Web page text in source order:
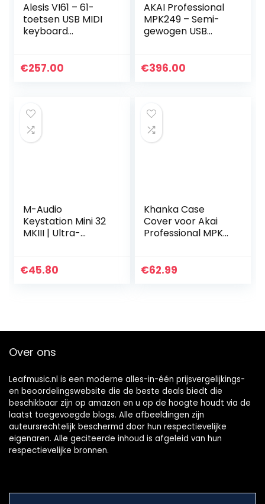
Alesis VI61 – 61-
toetsen USB MIDI
keyboard
toewijsbare knobs,
€257.00
AKAI Professional
MPK249 – Semi-
gewogen USB
oller met 49-
€396.00
M-Audio
Keystation Mini 32
MKIII | Ultra-
Controller
€45.80
Khanka Case
Cover voor Akai
Professional MPK
Compacte USB
€62.99
Over ons
Leafmusic.nl is een moderne alles-in-één prijsvergelijkings-
en beoordelingswebsite die de beste deals biedt die
beschikbaar zijn op amazon en u op de hoogte houdt via de
laatst toegevoegde blogs. Alle afbeeldingen zijn
auteursrechtelijk beschermd door hun respectievelijke
eigenaren. Alle geciteerde inhoud is afgeleid van hun
respectievelijke bronnen.